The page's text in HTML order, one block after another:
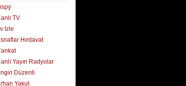
TV
İzle
Hırdavat
Yayın Radyolar
Düzenli
Yakut